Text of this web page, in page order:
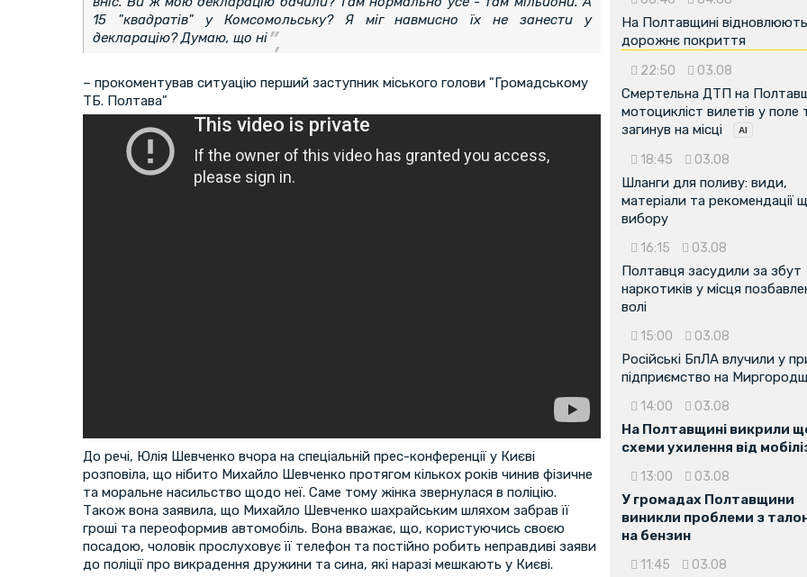
15 "квадратів" у Комсомольську? Я міг навмисно їх не занести у
декларацію? Думаю, що ні
– прокоментував ситуацію перший заступник міського голови "Громадському
ТБ. Полтава"
До речі, Юлія Шевченко вчора на спеціальній прес-конференції у Києві
розповіла, що нібито Михайло Шевченко протягом кількох років чинив фізичне
та моральне насильство щодо неї. Саме тому жінка звернулася в поліцію.
Також вона заявила, що Михайло Шевченко шахрайським шляхом забрав її
гроші та переоформив автомобіль. Вона вважає, що, користуючись своєю
посадою, чоловік прослуховує її телефон та постійно робить неправдиві заяви
до поліції про викрадення дружини та сина, які наразі мешкають у Києві.
На Полтавщині відновлюють
дорожнє покриття
22:50 03.08
Смертельна ДТП на
мотоцикліст вилетів у поле
загинув на місці
18:45 03.08
Шланги для поливу: види,
матеріали та рекомендації
вибору
16:15 03.08
Полтавця засудили за збут
наркотиків у місця
волі
15:00 03.08
Російські БпЛА влучили у
підприємство на
14:00 03.08
На Полтавщині викрили
схеми ухилення від
13:00 03.08
У громадах Полтавщини
виникли проблеми з
на бензин
11:45 03.08